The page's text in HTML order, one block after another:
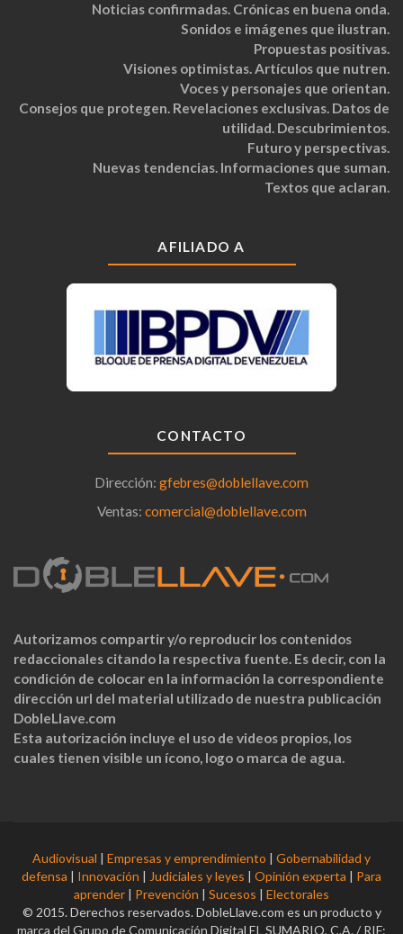
Noticias confirmadas. Crónicas en buena onda.
Sonidos e imágenes que ilustran.
Propuestas positivas.
Visiones optimistas. Artículos que nutren.
Voces y personajes que orientan.
Consejos que protegen. Revelaciones exclusivas. Datos de
utilidad. Descubrimientos.
Futuro y perspectivas.
Nuevas tendencias. Informaciones que suman.
Textos que aclaran.
AFILIADO A
CONTACTO
Dirección: gfebres@doblellave.com
Ventas: comercial@doblellave.com
Autorizamos compartir y/o reproducir los contenidos
redaccionales citando la respectiva fuente. Es decir, con la
condición de colocar en la información la correspondiente
dirección url del material utilizado de nuestra publicación
DobleLlave.com
Esta autorización incluye el uso de videos propios, los
cuales tienen visible un ícono, logo o marca de agua.
Audiovisual | Empresas y emprendimiento | Gobernabilidad y
defensa | Innovación | Judiciales y leyes | Opinión experta | Para
aprender | Prevención | Sucesos | Electorales
© 2015. Derechos reservados. DobleLlave.com es un producto y
marca del Grupo de Comunicación Digital EL SUMARIO, C.A. / RIF: